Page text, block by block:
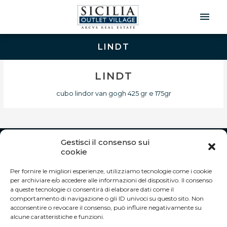
Gestisci il consenso sui
cookie
Per fornire le migliori esperienze, utilizziamo tecnologie come i cookie
per archiviare e/o accedere alle informazioni del dispositivo. Il consenso
a queste tecnologie ci consentirà di elaborare dati come il
comportamento di navigazione o gli ID univoci su questo sito. Non
acconsentire o revocare il consenso, può influire negativamente su
alcune caratteristiche e funzioni.
LINDT
LINDT
cubo lindor van gogh 425 gr e 175gr
Uscita Dittaino Outlet – 94011 Agira (EN)
Tel. +39 0935 950040
info@siciliaoutletvillage.com
ORARI DI APERTURA: